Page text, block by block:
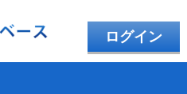
ログイン